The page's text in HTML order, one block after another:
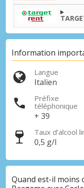
Information
Langue
Italien
Préfixe
téléphonique
+ 39
Taux d’alcool
0,5 g/l
Quand est-il moins